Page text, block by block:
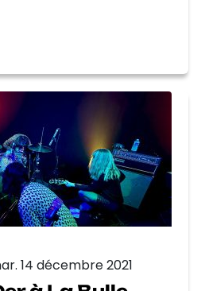
14 décembre 2021